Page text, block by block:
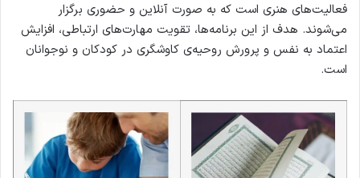
فعالیت‌های هنری است که به صورت آنلاین و حضوری برگزار
می‌شوند. هدف از این برنامه‌ها، تقویت مهارت‌های ارتباطی، افزایش
اعتماد به نفس و پرورش روحیه‌ی کاوشگری در کودکان و نوجوانان
است.